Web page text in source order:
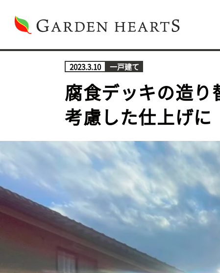
2023.3.10 一戸建て
腐食デッキの造
考慮した仕上げに